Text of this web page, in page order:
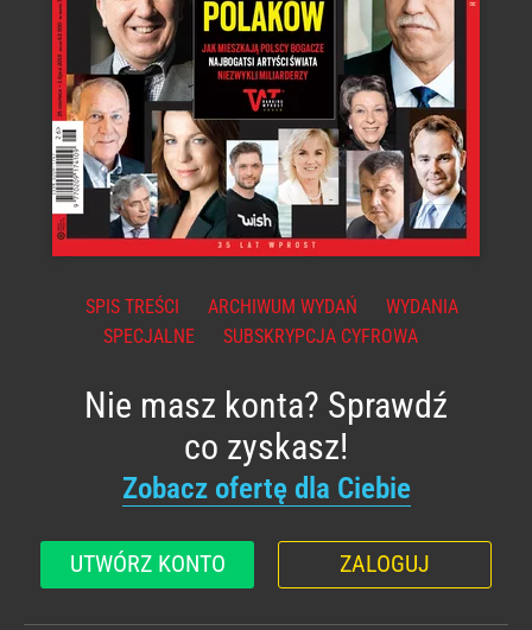
SPIS TREŚCI ARCHIWUM WYDAŃ
WYDANIA
SPECJALNE
SUBSKRYPCJA CYFROWA
Nie masz konta? Sprawdź
co zyskasz!
Zobacz ofertę dla Ciebie
UTWÓRZ KONTO ZALOGUJ